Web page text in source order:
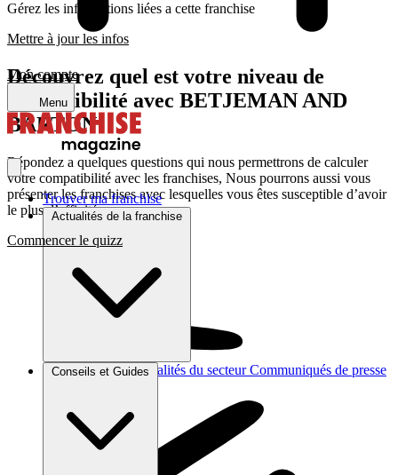
Mon compte
Menu
Trouver ma franchise
Actualités de la franchise
Brèves et actus Actualités du secteur Communiqués de presse
Conseils et Guides
Gérez les informations liées a cette franchise
Mettre à jour les infos
Découvrez quel est votre niveau de
compatibilité avec BETJEMAN AND
BARTON
Répondez a quelques questions qui nous permettrons de calculer
votre compatibilité avec les franchises, Nous pourrons aussi vous
présenter les franchises avec lesquelles vous êtes susceptible d’avoir
le plus d’affinité
Commencer le quizz